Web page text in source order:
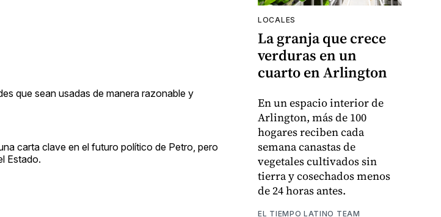
que sean usadas de manera razonable y
carta clave en el futuro político de Petro, pero
Estado.
LOCALES
La granja que crece
verduras en un
cuarto en Arlington
En un espacio interior de
Arlington, más de 100
hogares reciben cada
semana canastas de
vegetales cultivados sin
tierra y cosechados menos
de 24 horas antes.
EL TIEMPO LATINO TEAM